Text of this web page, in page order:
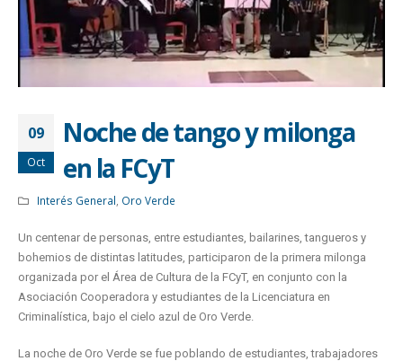
09
Oct
Noche de tango y milonga
en la FCyT
Interés General Oro Verde
Un centenar de personas, entre estudiantes, bailarines, tangueros y
bohemios de distintas latitudes, participaron de la primera milonga
organizada por el Área de Cultura de la FCyT, en conjunto con la
Asociación Cooperadora y estudiantes de la Licenciatura en
Criminalística, bajo el cielo azul de Oro Verde.
La noche de Oro Verde se fue poblando de estudiantes, trabajadores